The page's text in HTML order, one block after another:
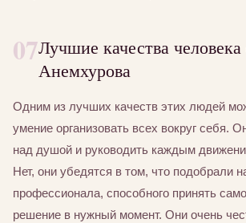
07Лучшие качества
Анемхурова
Одним из лучших качеств этих людей
умение организовать всех вокруг себя.
над душой и руководить каждым
Нет, они убедятся в том, что подобрали
профессионала, способного принять
решение в нужный момент. Они очень